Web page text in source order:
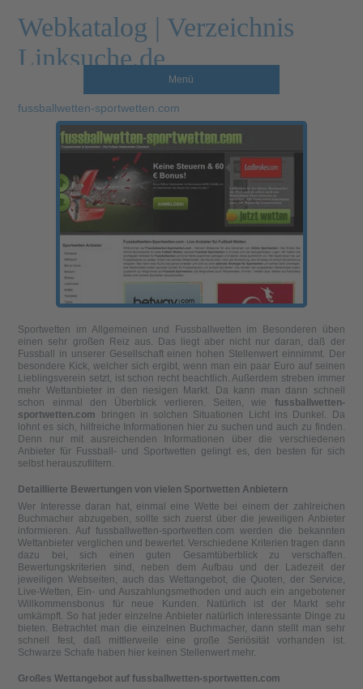
Webkatalog | Verzeichnis
Linksuche.de
Menü
fussballwetten-sportwetten.com
Sportwetten im Allgemeinen und Fussballwetten im Besonderen üben
einen sehr großen Reiz aus. Das liegt aber nicht nur daran, daß der
Fussball in unserer Gesellschaft einen hohen Stellenwert einnimmt. Der
besondere Kick, welcher sich ergibt, wenn man ein paar Euro auf seinen
Lieblingsverein setzt, ist schon recht beachtlich. Außerdem streben immer
mehr Wettanbieter in den riesigen Markt. Da kann man dann schnell
schon einmal den Überblick verlieren. Seiten, wie fussballwetten-
sportwetten.com bringen in solchen Situationen Licht ins Dunkel. Da
lohnt es sich, hilfreiche Informationen hier zu suchen und auch zu finden.
Denn nur mit ausreichenden Informationen über die verschiedenen
Anbieter für Fussball- und Sportwetten gelingt es, den besten für sich
selbst herauszufiltern.
Detaillierte Bewertungen von vielen Sportwetten Anbietern
Wer Interesse daran hat, einmal eine Wette bei einem der zahlreichen
Buchmacher abzugeben, sollte sich zuerst über die jeweiligen Anbieter
informieren. Auf fussballwetten-sportwetten.com werden die bekannten
Wettanbieter verglichen und bewertet. Verschiedene Kriterien tragen dann
dazu bei, sich einen guten Gesamtüberblick zu verschaffen.
Bewertungskriterien sind, neben dem Aufbau und der Ladezeit der
jeweiligen Webseiten, auch das Wettangebot, die Quoten, der Service,
Live-Wetten, Ein- und Auszahlungsmethoden und auch ein angebotener
Willkommensbonus für neue Kunden. Natürlich ist der Markt sehr
umkämpft. So hat jeder einzelne Anbieter natürlich interessante Dinge zu
bieten. Betrachtet man die einzelnen Buchmacher, dann stellt man sehr
schnell fest, daß mittlerweile eine große Seriösität vorhanden ist.
Schwarze Schafe haben hier keinen Stellenwert mehr.
Großes Wettangebot auf fussballwetten-sportwetten.com